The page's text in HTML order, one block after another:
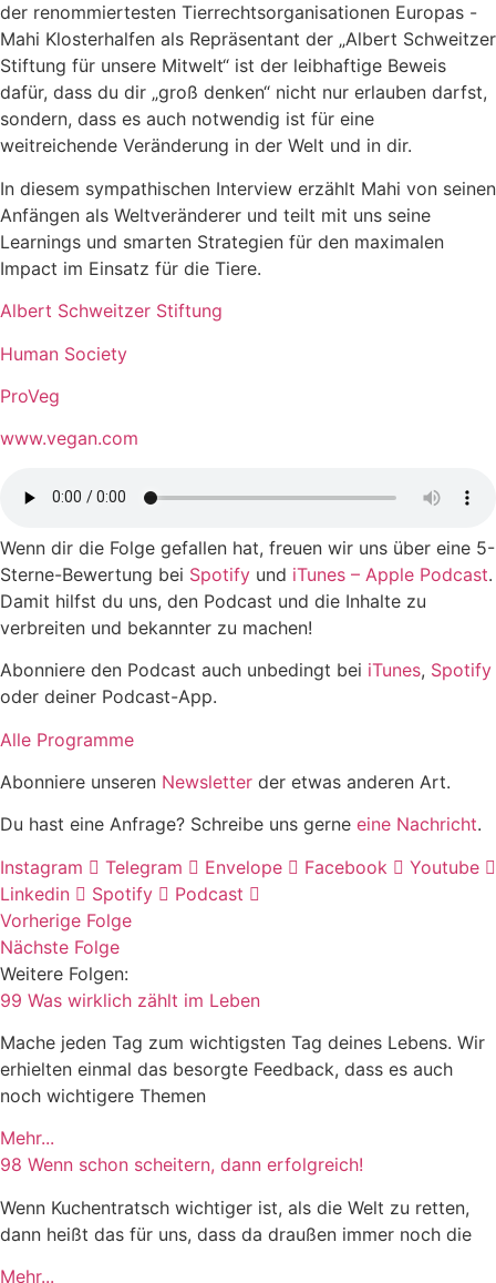
der renommiertesten Tierrechtsorganisationen Europas -
Mahi Klosterhalfen als Repräsentant der „Albert Schweitzer
Stiftung für unsere Mitwelt“ ist der leibhaftige Beweis
dafür, dass du dir „groß denken“ nicht nur erlauben darfst,
sondern, dass es auch notwendig ist für eine
weitreichende Veränderung in der Welt und in dir.
In diesem sympathischen Interview erzählt Mahi von seinen
Anfängen als Weltveränderer und teilt mit uns seine
Learnings und smarten Strategien für den maximalen
Impact im Einsatz für die Tiere.
Albert Schweitzer Stiftung
Human Society
ProVeg
www.vegan.com
Wenn dir die Folge gefallen hat, freuen wir uns über eine 5-
Sterne-Bewertung bei Spotify und iTunes – Apple Podcast.
Damit hilfst du uns, den Podcast und die Inhalte zu
verbreiten und bekannter zu machen!
Abonniere den Podcast auch unbedingt bei iTunes, Spotify
oder deiner Podcast-App.
Alle Programme
Abonniere unseren Newsletter der etwas anderen Art.
Du hast eine Anfrage? Schreibe uns gerne eine Nachricht.
Instagram
Telegram Envelope Facebook
Youtube
Linkedin
Spotify
Podcast
Vorherige Folge
Nächste Folge
Weitere Folgen:
99 Was wirklich zählt im Leben
Mache jeden Tag zum wichtigsten Tag deines Lebens. Wir
erhielten einmal das besorgte Feedback, dass es auch
noch wichtigere Themen
Mehr...
98 Wenn schon scheitern, dann erfolgreich!
Wenn Kuchentratsch wichtiger ist, als die Welt zu retten,
dann heißt das für uns, dass da draußen immer noch die
Mehr...